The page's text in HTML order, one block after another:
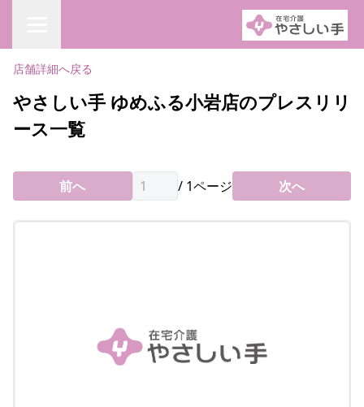
店舗詳細へ戻る
やさしい手 ゆめふる小岩店のプレスリリ
ース一覧
前へ / 1ページ 次へ